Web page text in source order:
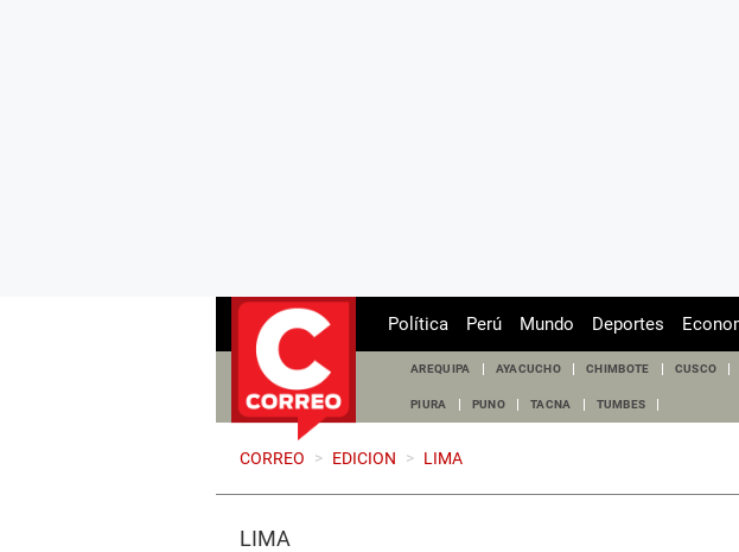
Política Perú Mundo Deportes
AREQUIPA AYACUCHO CHIMBOTE CUSCO
PIURA PUNO TACNA TUMBES
CORREO > EDICION > LIMA
LIMA